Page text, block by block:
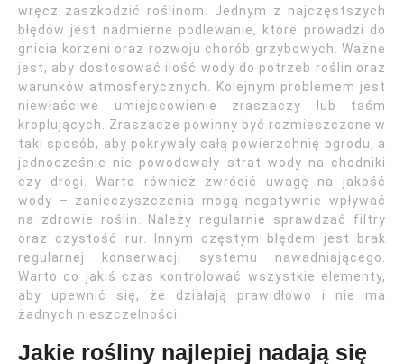
wręcz zaszkodzić roślinom. Jednym z najczęstszych
błędów jest nadmierne podlewanie, które prowadzi do
gnicia korzeni oraz rozwoju chorób grzybowych. Ważne
jest, aby dostosować ilość wody do potrzeb roślin oraz
warunków atmosferycznych. Kolejnym problemem jest
niewłaściwe umiejscowienie zraszaczy lub taśm
kroplujących. Zraszacze powinny być rozmieszczone w
taki sposób, aby pokrywały całą powierzchnię ogrodu, a
jednocześnie nie powodowały strat wody na chodniki
czy drogi. Warto również zwrócić uwagę na jakość
wody – zanieczyszczenia mogą negatywnie wpływać
na zdrowie roślin. Należy regularnie sprawdzać filtry
oraz czystość rur. Innym częstym błędem jest brak
regularnej konserwacji systemu nawadniającego.
Warto co jakiś czas kontrolować wszystkie elementy,
aby upewnić się, że działają prawidłowo i nie ma
żadnych nieszczelności.
Jakie rośliny najlepiej nadają się